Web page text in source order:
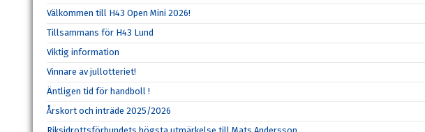
Välkommen till H43 Open Mini 2026!
Tillsammans för H43 Lund
Viktig information
Vinnare av jullotteriet!
Äntligen tid för handboll !
Årskort och inträde 2025/2026